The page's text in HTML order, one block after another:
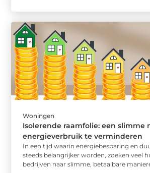
Woningen
Isolerende raamfolie: een slimme
energieverbruik te verminderen
In een tijd waarin energiebesparing en
steeds belangrijker worden, zoeken veel
bedrijven naar slimme, betaalbare